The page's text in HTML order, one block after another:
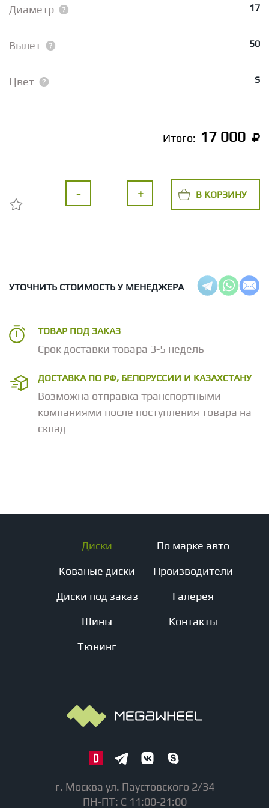
Диаметр 17
Вылет 50
Цвет S
Итого: 17 000
- + В КОРЗИНУ
УТОЧНИТЬ СТОИМОСТЬ У МЕНЕДЖЕРА
ТОВАР ПОД ЗАКАЗ
Срок доставки товара 3-5 недель
ДОСТАВКА ПО РФ, БЕЛОРУССИИ И КАЗАХСТАНУ
Возможна отправка транспортными
компаниями после поступления товара на
склад
Диски
Кованые диски
Диски под заказ
Шины
Тюнинг
По марке авто
Производители
Галерея
Контакты
г. Москва ул. Паустовского 2/34
ПН-ПТ: С 11:00-21:00